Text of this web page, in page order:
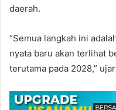
daerah.
“Semua langkah ini
nyata baru akan terlihat
terutama pada 2028,”